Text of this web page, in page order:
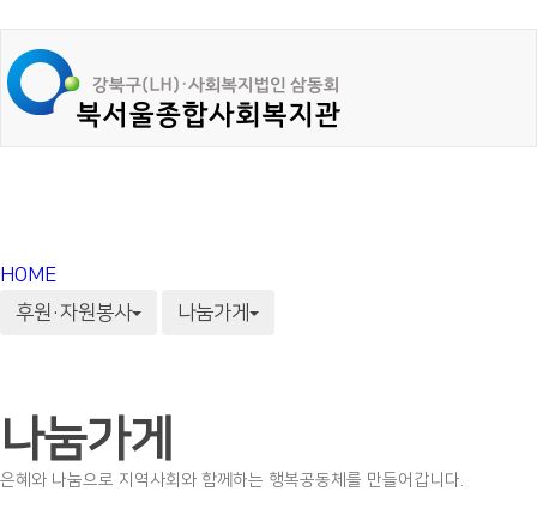
HOME
후원·자원봉사
나눔가게
나눔가게
은혜와 나눔으로 지역사회와 함께하는 행복공동체를 만들어갑니다.